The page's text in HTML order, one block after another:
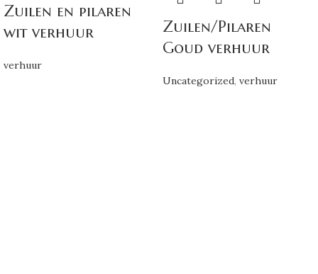
E-mail*
Zuilen en pilaren
wit verhuur
verhuur
Zuilen/Pilaren
Goud verhuur
Uncategorized, verhuur